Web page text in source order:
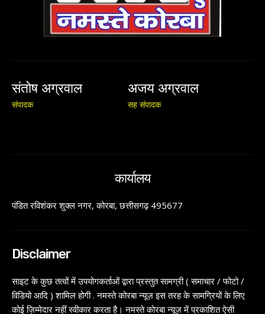
संतोष अग्रवाल
संपादक
अजय अग्रवाल
सह संपादक
कार्यालय
पंडित रविशंकर शुक्ल नगर, कोरबा, छत्तीसगढ़ 495677
Disclaimer
साइट के कुछ तत्वों में उपयोगकर्ताओं द्वारा प्रस्तुत सामग्री ( समाचार / फोटो /
विडियो आदि ) शामिल होगी . नमस्ते कोरबा न्यूज़ इस तरह के सामग्रियों के लिए
कोई ज़िम्मेदार नहीं स्वीकार करता है। नमस्ते कोरबा न्यूज़ में प्रकाशित ऐसी